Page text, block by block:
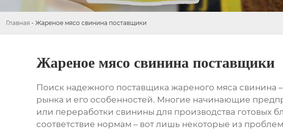
Главная - Жареное мясо свинина поставщики
Жареное мясо свинина поставщики
Поиск надежного поставщика жареного мяса свинина
рынка и его особенностей. Многие начинающие
или переработки свинины для производства готовых
соответствие нормам – вот лишь некоторые из